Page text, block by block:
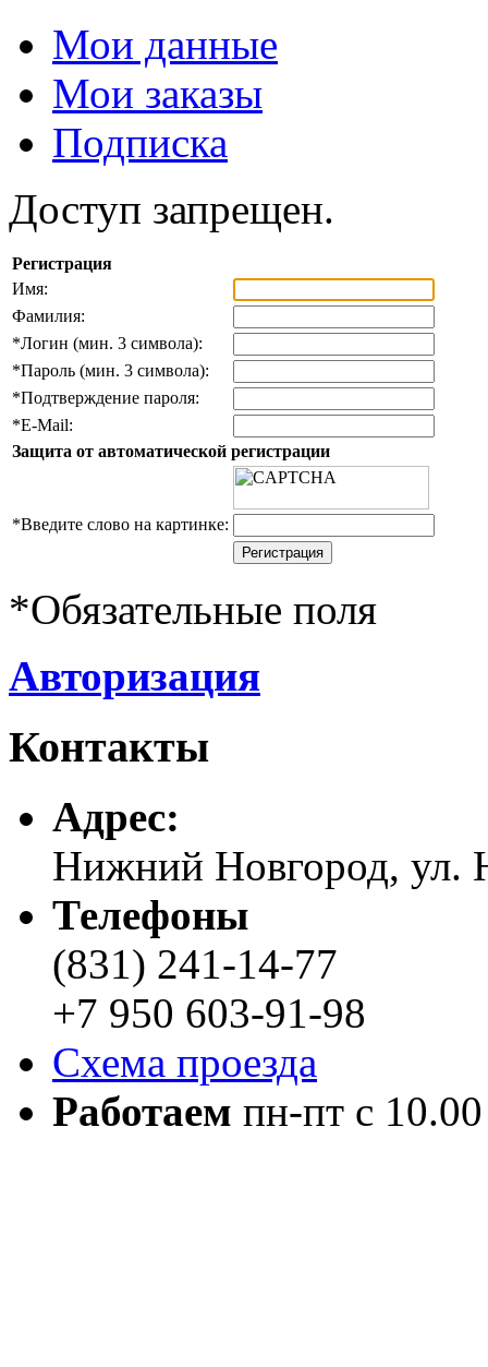
Мои данные
Мои заказы
Подписка
Доступ запрещен.
Регистрация
Имя:
Фамилия:
*Логин (мин. 3 символа):
*Пароль (мин. 3 символа):
*Подтверждение пароля:
*E-Mail:
Защита от автоматической регистрации
*Введите слово на картинке:
*Обязательные поля
Авторизация
Контакты
Адреc:
Нижний Новгород, ул.
Телефоны
(831) 241-14-77
+7 950 603-91-98
Схема проезда
Работаем пн-пт с